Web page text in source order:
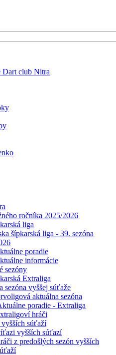
Dart club Nitra
ročníka 2025/2026
liga
šípkarská liga - 39. sezóna
poradie
informácie
sezóny
Extraliga
sezóna vyššej súťaže
aktuálna sezóna
poradie - Extraliga
hráči
vyšších súťaží
vyšších súťazí
z predošlých sezón vyšších